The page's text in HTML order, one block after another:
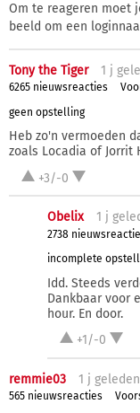
Om te reageren moet
beeld om een
Tony the Tiger 1 j
6265 nieuwsreacties
geen opstelling
Heb zo'n vermoeden
zoals Locadia of Jorrit
+3/-0
Obelix 1 j
2738
incomplete
Idd. Steeds
Dankbaar voor
hour. En door.
+1/-0
remmie03 1 j geleden
565 nieuwsreacties